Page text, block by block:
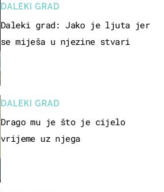
DALEKI GRAD
Daleki grad: Jako je ljuta jer
se miješa u njezine stvari
DALEKI GRAD
Drago mu je što je cijelo
vrijeme uz njega